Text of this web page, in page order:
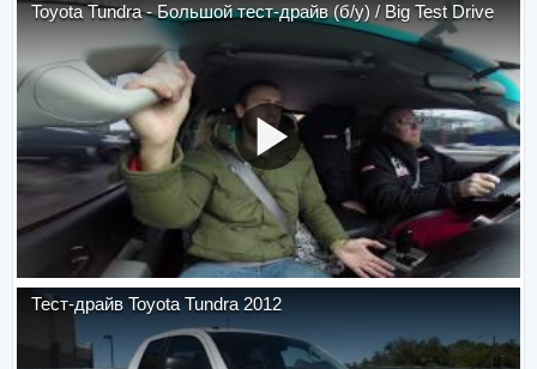
Toyota Tundra - Большой тест-драйв (б/у) / Big Test Drive
Тест-драйв Toyota Tundra 2012